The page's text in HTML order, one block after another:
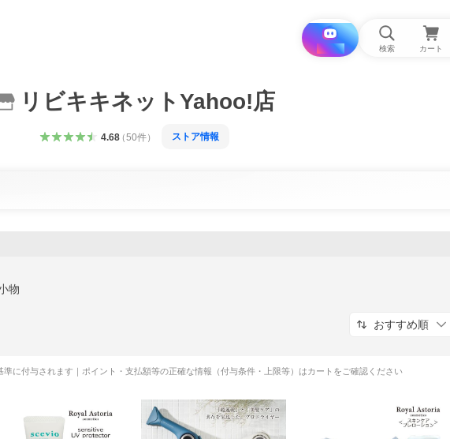
i と探す 検索 カート
リビキキネットYahoo!店
4.68（50件） ストア情報
物
おすすめ順
準に付与されます｜ポイント・支払額等の正確な情報（付与条件・上限等）はカートをご確認ください